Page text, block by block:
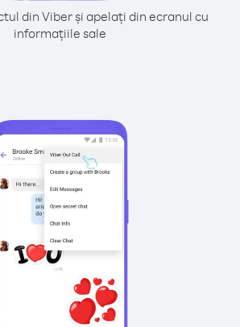
din Viber și apelați din ecranul cu
informațiile sale